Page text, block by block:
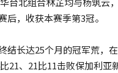
后，收获本赛季第3冠。
结长达25个月的冠军荒，
21、21比11击败保加利亚